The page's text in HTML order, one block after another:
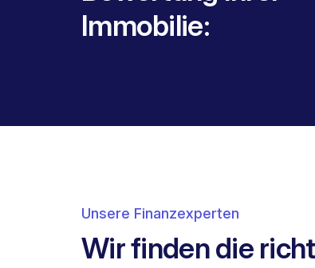
Immobilie:
Unsere Finanzexperten
Wir finden die